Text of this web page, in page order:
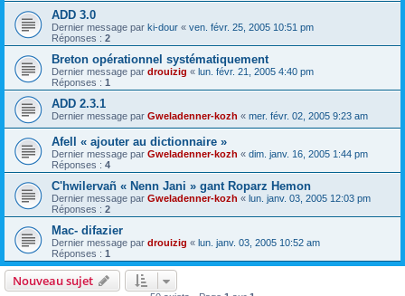
ADD 3.0
Dernier message par ki-dour « ven. févr. 25, 2005 10:51 pm
Réponses : 2
Breton opérationnel systématiquement
Dernier message par drouizig « lun. févr. 21, 2005 4:40 pm
Réponses : 1
ADD 2.3.1
Dernier message par Gweladenner-kozh « mer. févr. 02, 2005 9:23 am
Afell « ajouter au dictionnaire »
Dernier message par Gweladenner-kozh « dim. janv. 16, 2005 1:44 pm
Réponses : 4
C'hwilervañ « Nenn Jani » gant Roparz Hemon
Dernier message par Gweladenner-kozh « lun. janv. 03, 2005 12:03 pm
Réponses : 2
Mac- difazier
Dernier message par drouizig « lun. janv. 03, 2005 10:52 am
Réponses : 1
Nouveau sujet